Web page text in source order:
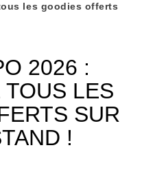
les goodies offerts
2026 :
LES
SUR
!